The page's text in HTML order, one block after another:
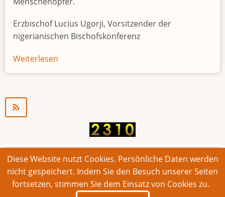
Erzbischof Lucius Ugorji, Vorsitzender der
nigerianischen Bischofskonferenz
Weiterlesen
Jugendarbeitslosigkeit
© 2026 Bonner Aufruf. Alle Rechte vorbehalten.
Footer
Impressum Kontakt Intern
Diese Website nutzt Cookies. Persönliche Daten werden
nicht gespeichert. Indem Sie den Besuch unserer Seiten
fortsetzen, stimmen Sie dem Einsatz von Cookies zu.